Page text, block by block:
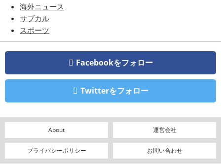
海外ニュース
サブカル
スポーツ
Facebookをフォロー
Twitterをフォロー
About 運営会社
プライバシーポリシー お問い合わせ